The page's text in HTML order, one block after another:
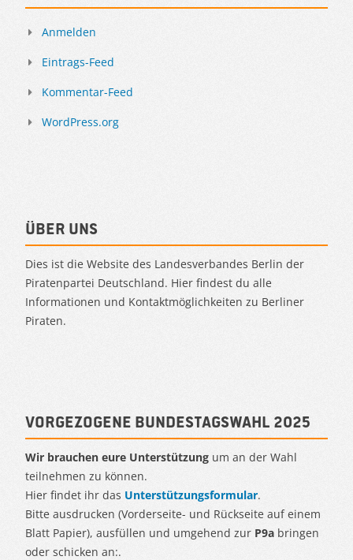
Anmelden
Eintrags-Feed
Kommentar-Feed
WordPress.org
Über uns
Dies ist die Website des Landesverbandes Berlin der
Piratenpartei Deutschland. Hier findest du alle
Informationen und Kontaktmöglichkeiten zu Berliner
Piraten.
Vorgezogene Bundestagswahl 2025
Wir brauchen eure Unterstützung um an der Wahl
teilnehmen zu können.
Hier findet ihr das Unterstützungsformular.
Bitte ausdrucken (Vorderseite- und Rückseite auf einem
Blatt Papier), ausfüllen und umgehend zur P9a bringen
oder schicken an:.